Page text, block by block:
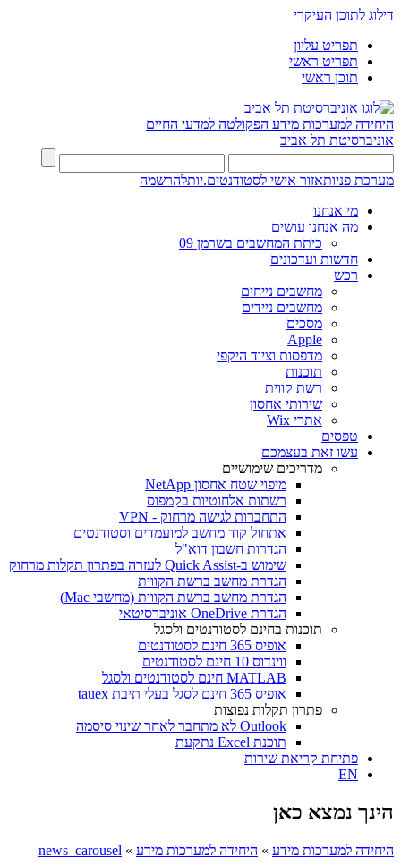
דילוג לתוכן העיקרי
תפריט עליון
תפריט ראשי
תוכן ראשי
היחידה למערכות מידע הפקולטה למדעי החיים
אוניברסיטת תל אביב
מערכת פניותאזור אישי לסטודנטים.יותלהרשמה
מי אנחנו
מה אנחנו עושים
כיתת המחשבים בשרמן 09
חדשות ועדכונים
רכש
מחשבים נייחים
מחשבים ניידים
מסכים
Apple
מדפסות וציוד היקפי
תוכנות
רשת קווית
שירותי אחסון
אתרי Wix
טפסים
עשו זאת בעצמכם
מדריכים שימושיים
מיפוי שטח אחסון NetApp
רשתות אלחוטיות בקמפוס
התחברות לגישה מרחוק - VPN
אתחול קוד מחשב למועמדים וסטודנטים
הגדרות חשבון דוא"ל
שימוש ב-Quick Assist לעזרה בפתרון תקלות מרחוק
הגדרת מחשב ברשת הקווית
הגדרת מחשב ברשת הקווית (מחשבי Mac)
הגדרת OneDrive אוניברסיטאי
תוכנות בחינם לסטודנטים ולסגל
אופיס 365 חינם לסטודנטים
ווינדוס 10 חינם לסטודנטים
MATLAB חינם לסטודנטים ולסגל
אופיס 365 חינם לסגל בעלי תיבת tauex
פתרון תקלות נפוצות
Outlook לא מתחבר לאחר שינוי סיסמה
תוכנת Excel נתקעת
פתיחת קריאת שירות
EN
הינך נמצא כאן
היחידה למערכות מידע » היחידה למערכות מידע »
news_carousel